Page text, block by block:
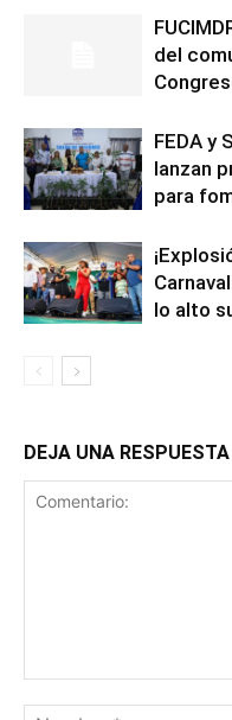
del
FEDA y
lanzan
para
lo alto
DEJA UNA RESPUESTA